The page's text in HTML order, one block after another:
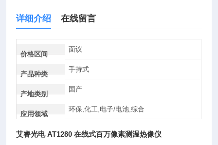
详细介绍 在线留言
价格区间
面议
产品种类
手持式
产地类别
国产
应用领域
环保,化工,电子/电池,综合
艾睿光电 AT1280 在线式百万像素测温热像仪